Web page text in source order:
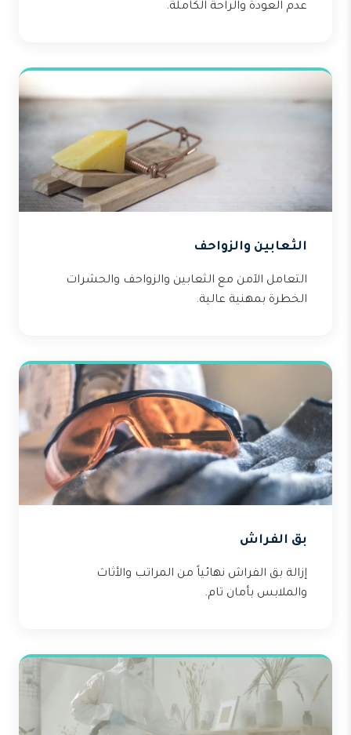
عدم العودة والراحة الكاملة.
الثعابين والزواحف
التعامل الآمن مع الثعابين والزواحف والحشرات
الخطرة بمهنية عالية.
بق الفراش
إزالة بق الفراش نهائياً من المراتب والأثاث
والملابس بأمان تام.